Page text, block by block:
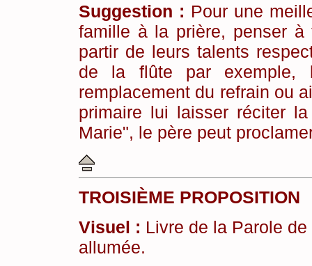
Suggestion : Pour une
famille à la prière, penser
partir de leurs talents
de la flûte par exemple,
remplacement du refrain ou
primaire lui laisser réciter
Marie", le père peut
TROISIÈME PROPOSITION
Visuel : Livre de la Parole
allumée.